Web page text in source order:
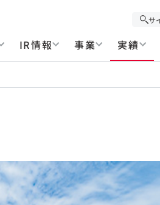
IR情報 事業 実績